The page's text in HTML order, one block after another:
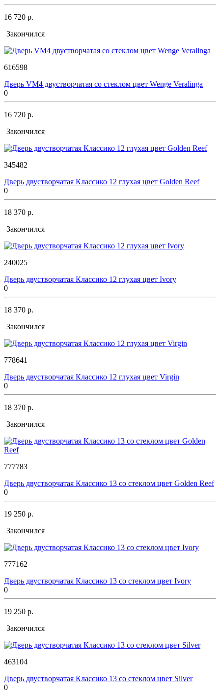
16 720 р.
Закончился
616598
Дверь VM4 двустворчатая со стеклом цвет Wenge Veralinga
0
16 720 р.
Закончился
345482
Дверь двустворчатая Классико 12 глухая цвет Golden Reef
0
18 370 р.
Закончился
240025
Дверь двустворчатая Классико 12 глухая цвет Ivory
0
18 370 р.
Закончился
778641
Дверь двустворчатая Классико 12 глухая цвет Virgin
0
18 370 р.
Закончился
777783
Дверь двустворчатая Классико 13 со стеклом цвет Golden Reef
0
19 250 р.
Закончился
777162
Дверь двустворчатая Классико 13 со стеклом цвет Ivory
0
19 250 р.
Закончился
463104
Дверь двустворчатая Классико 13 со стеклом цвет Silver
0